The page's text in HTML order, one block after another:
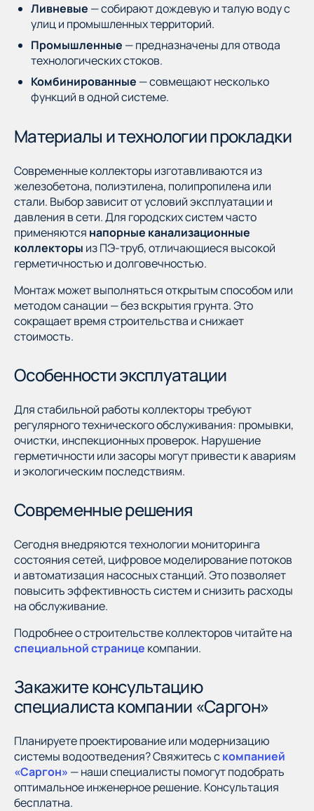
Ливневые — собирают дождевую и талую воду с
улиц и промышленных территорий.
Промышленные — предназначены для отвода
технологических стоков.
Комбинированные — совмещают несколько
функций в одной системе.
Материалы и технологии прокладки
Современные коллекторы изготавливаются из
железобетона, полиэтилена, полипропилена или
стали. Выбор зависит от условий эксплуатации и
давления в сети. Для городских систем часто
применяются напорные канализационные
коллекторы из ПЭ-труб, отличающиеся высокой
герметичностью и долговечностью.
Монтаж может выполняться открытым способом или
методом санации — без вскрытия грунта. Это
сокращает время строительства и снижает
стоимость.
Особенности эксплуатации
Для стабильной работы коллекторы требуют
регулярного технического обслуживания: промывки,
очистки, инспекционных проверок. Нарушение
герметичности или засоры могут привести к авариям
и экологическим последствиям.
Современные решения
Сегодня внедряются технологии мониторинга
состояния сетей, цифровое моделирование потоков
и автоматизация насосных станций. Это позволяет
повысить эффективность систем и снизить расходы
на обслуживание.
Подробнее о строительстве коллекторов читайте на
специальной странице компании.
Закажите консультацию
специалиста компании «Саргон»
Планируете проектирование или модернизацию
системы водоотведения? Свяжитесь скомпанией
«Саргон» — наши специалисты помогут подобрать
оптимальное инженерное решение. Консультация
бесплатна.